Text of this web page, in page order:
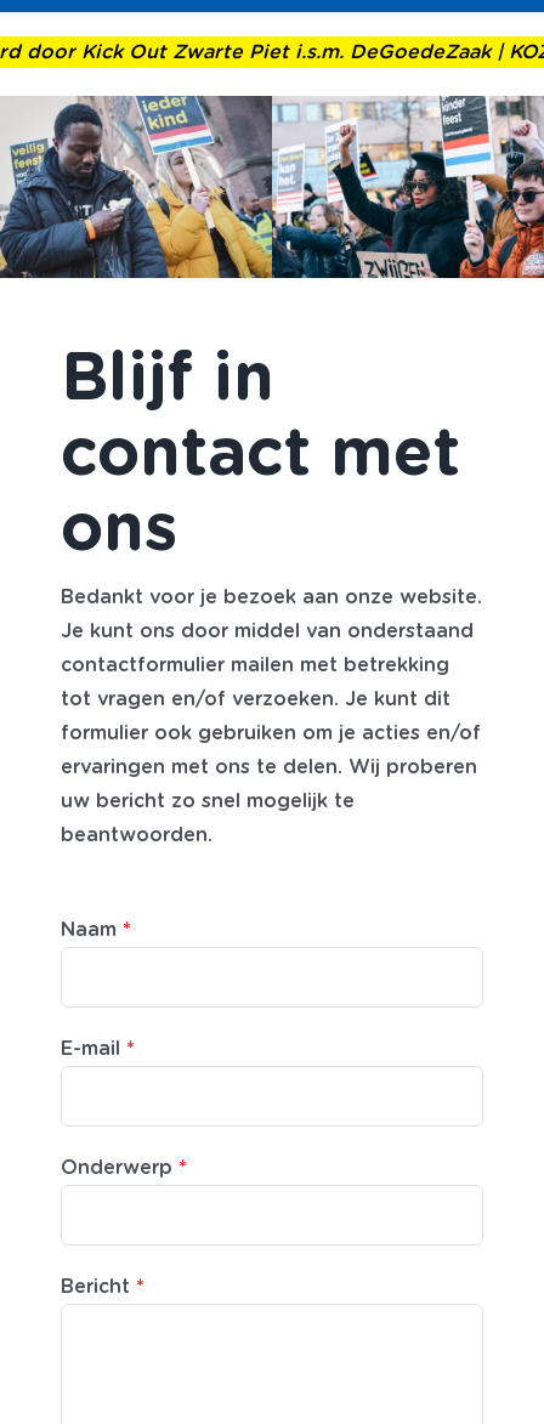
Kick Out Zwarte Piet i.s.m. DeGoedeZaak |
Blijf in
contact met
ons
Bedankt voor je bezoek aan onze website.
Je kunt ons door middel van onderstaand
contactformulier mailen met betrekking
tot vragen en/of verzoeken. Je kunt dit
formulier ook gebruiken om je acties en/of
ervaringen met ons te delen. Wij proberen
uw bericht zo snel mogelijk te
beantwoorden.
Naam *
E-mail *
Onderwerp *
Bericht *